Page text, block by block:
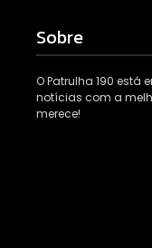
Sobre
O Patrulha 190 está
notícias com a
merece!